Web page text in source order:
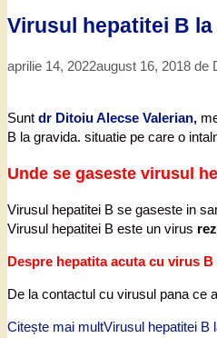
Virusul hepatitei B
aprilie 14, 2022august 16, 2018 de
Sunt dr Ditoiu Alecse Valerian,
B la gravida. situatie pe care o
Unde se gaseste virusul
Virusul hepatitei B se gaseste in
Virusul hepatitei B este un virus
Despre hepatita acuta cu virus B
De la contactul cu virusul pana ce
Citește mai multVirusul hepatitei B